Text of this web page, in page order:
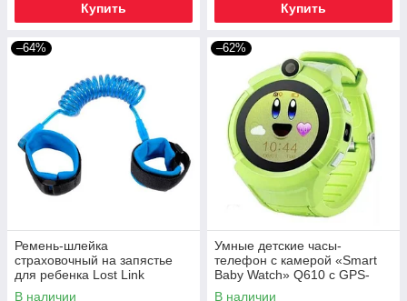
Купить Купить
–64%
Ремень-шлейка
страховочный на запястье
для ребенка Lost Link
(Голубой / 1,5 метра)
В наличии
–62%
Умные детские часы-
телефон с камерой «Smart
Baby Watch» Q610 c GPS-
приемником (Зеленый)
В наличии